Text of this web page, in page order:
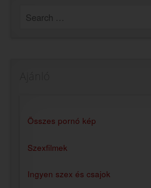
Összes pornó kép
Szexfilmek
Ingyen szex és csajok